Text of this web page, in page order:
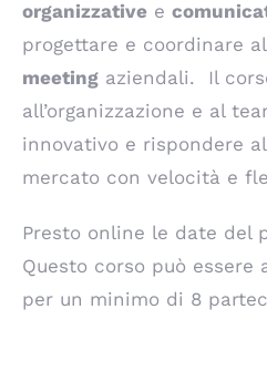
organizzative e
progettare e coordinare
meeting aziendali. Il
all’organizzazione e al
innovativo e rispondere
mercato con velocità e
Presto online le date del
Questo corso può
per un minimo di 8